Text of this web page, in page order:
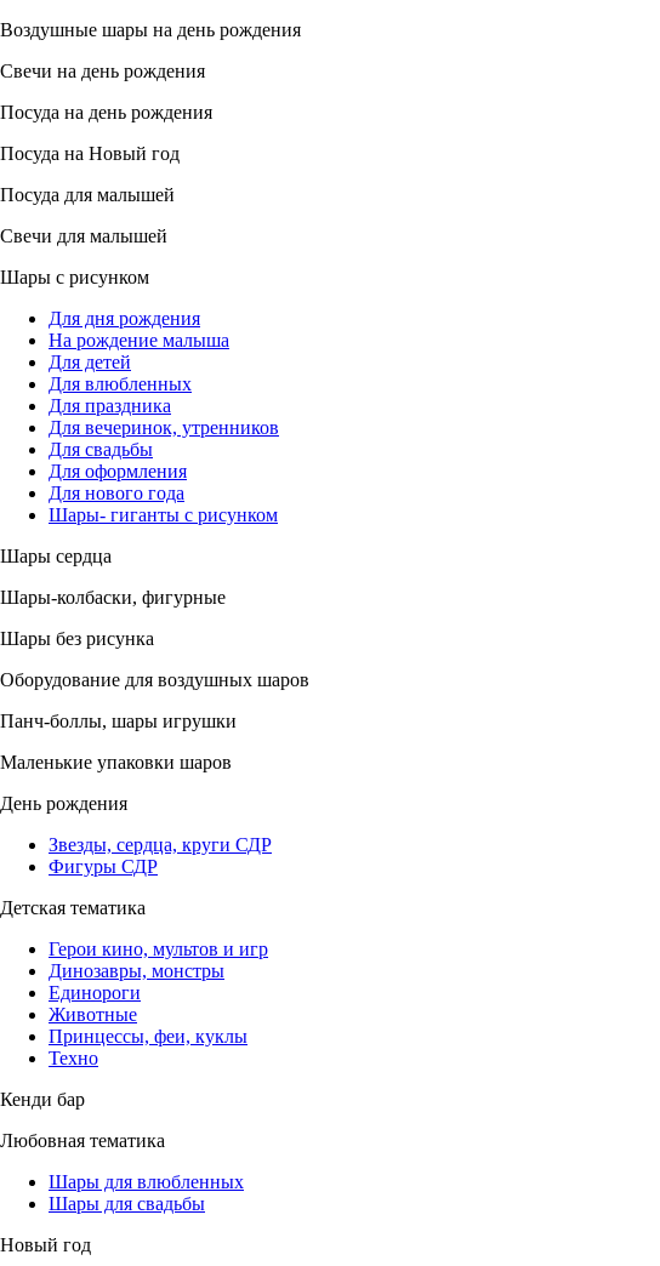
Воздушные шары на день рождения
Свечи на день рождения
Посуда на день рождения
Посуда на Новый год
Посуда для малышей
Свечи для малышей
Шары с рисунком
Для дня рождения
На рождение малыша
Для детей
Для влюбленных
Для праздника
Для вечеринок, утренников
Для свадьбы
Для оформления
Для нового года
Шары- гиганты с рисунком
Шары сердца
Шары-колбаски, фигурные
Шары без рисунка
Оборудование для воздушных шаров
Панч-боллы, шары игрушки
Маленькие упаковки шаров
День рождения
Звезды, сердца, круги СДР
Фигуры СДР
Детская тематика
Герои кино, мультов и игр
Динозавры, монстры
Единороги
Животные
Принцессы, феи, куклы
Техно
Кенди бар
Любовная тематика
Шары для влюбленных
Шары для свадьбы
Новый год